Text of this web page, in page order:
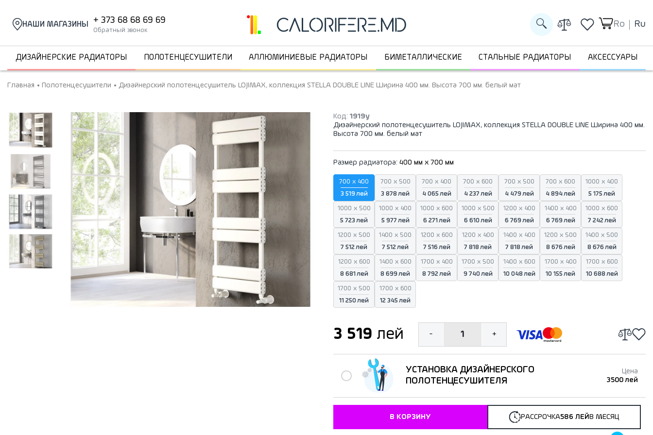
НАШИ МАГАЗИНЫ + 373 68 68 69 69
Обратный звонок
Ro Ru
ДИЗАЙНЕРСКИЕ РАДИАТОРЫ ПОЛОТЕНЦЕСУШИТЕЛИ АЛЛЮМИНИЕВЫЕ РАДИАТОРЫ БИМЕТАЛЛИЧЕСКИЕ СТАЛЬНЫЕ РАДИАТОРЫ АКСЕССУАРЫ
Главная Полотенцесушители Дизайнерский полотенцесушитель LOJIMAX, коллекция STELLA DOUBLE LINE Ширина 400 мм. Высота 700 мм. белый мат
Код: 1919y
Дизайнерский полотенцесушитель LOJIMAX, коллекция STELLA DOUBLE LINE Ширина 400 мм.
Высота 700 мм. белый мат
Размер радиатора: 400 мм x 700 мм
700 x 400
3 519 лей
700 x 500
3 878 лей
700 x 400
4 065 лей
700 x 600
4 237 лей
700 x 500
4 479 лей
700 x 600
4 894 лей
1000 x 400
5 175 лей
1000 x 500
5 723 лей
1000 x 400
5 977 лей
1000 x 600
6 271 лей
1000 x 500
6 610 лей
1200 x 400
6 769 лей
1400 x 400
6 769 лей
1000 x 600
7 242 лей
1200 x 500
7 512 лей
1400 x 500
7 512 лей
1200 x 600
7 516 лей
1200 x 400
7 818 лей
1400 x 400
7 818 лей
1200 x 500
8 676 лей
1400 x 500
8 676 лей
1200 x 600
8 681 лей
1400 x 600
8 699 лей
1700 x 400
8 792 лей
1700 x 500
9 740 лей
1400 x 600
10 048 лей
1700 x 400
10 155 лей
1700 x 600
10 688 лей
1700 x 500
11 250 лей
1700 x 600
12 345 лей
3 519 лей - 1 +
УСТАНОВКА ДИЗАЙНЕРСКОГО
ПОЛОТЕНЦЕСУШИТЕЛЯ
Цена
3500 лей
В КОРЗИНУ РАССРОЧКА586 ЛЕЙВ МЕСЯЦ